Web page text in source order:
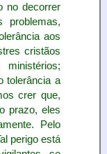
no decorrer
aos
cristãos
tolerância a
crer que,
prazo, eles
Pelo
perigo está